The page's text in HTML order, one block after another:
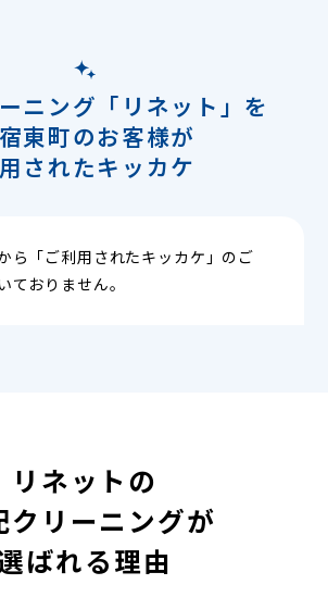
ニング「リネット」を
東町のお客様が
されたキッカケ
ら「ご利用されたキッカケ」のご
ておりません。
リネットの
クリーニングが
ばれる理由